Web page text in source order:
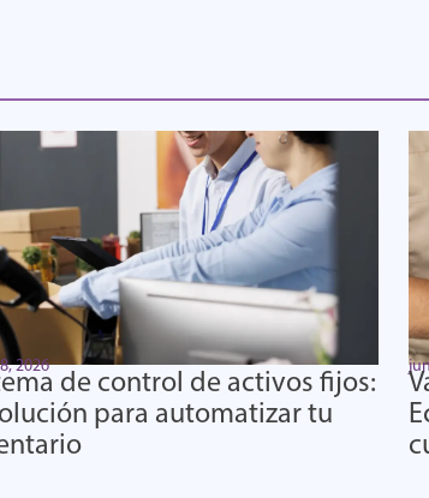
2026
de control de activos fijos:
para automatizar tu